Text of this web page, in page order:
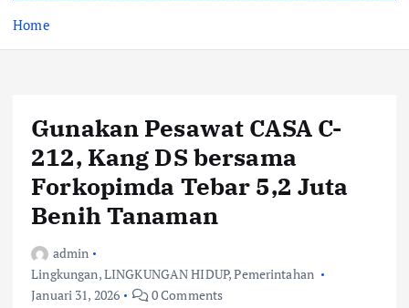
Home
Gunakan Pesawat CASA C-
212, Kang DS bersama
Forkopimda Tebar 5,2 Juta
Benih Tanaman
admin
Lingkungan,LINGKUNGAN HIDUP,Pemerintahan
Januari 31, 2026
0 Comments